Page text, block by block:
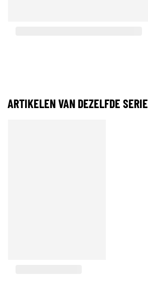
ARTIKELEN VAN DEZELFDE SERIE